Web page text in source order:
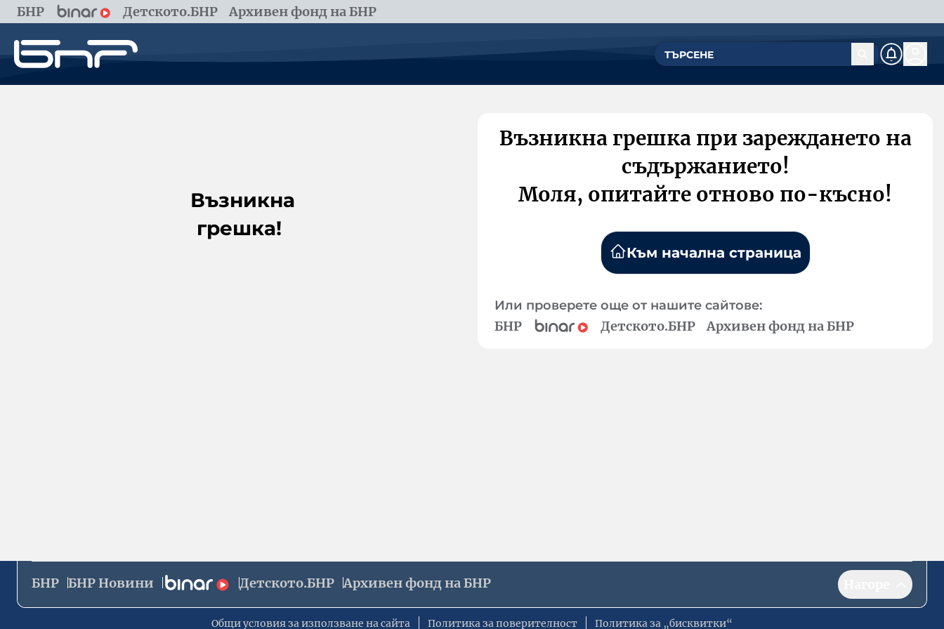
БНР Детското.БНР Архивен фонд на БНР
Възникна
грешка!
Възникна грешка при зареждането на
съдържанието!
Моля, опитайте отново по-късно!
Към начална страница
Или проверете още от нашите сайтове:
БНР Детското.БНР Архивен фонд на БНР
БНР БНР Новини Детското.БНР Архивен фонд на БНР
Общи условия за използване на сайта Политика за поверителност Политика за „бисквитки“